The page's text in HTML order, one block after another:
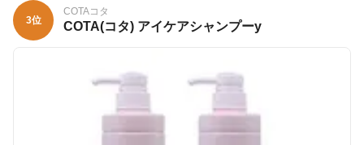
3位
COTAコタ
COTA(コタ) アイケアシャンプーy